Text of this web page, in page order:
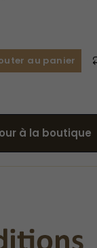
au panier
à la boutique